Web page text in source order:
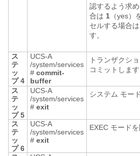
認するよう求
合は 1 （yes
セルする場合は
す。
ス
テ
ッ
プ 4
UCS-A
/system/services
# commit-
buffer
トランザクシ
コミットします
ス
テ
ッ
プ 5
UCS-A
/system/services
# exit
システム モー
ス
テ
ッ
プ 6
UCS-A
/system/services
# exit
EXEC モードを